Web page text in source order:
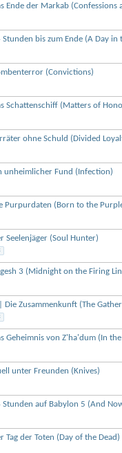
Ende der Markab (Confessions
bis zum Ende (A Day in
(Convictions)
Schattenschiff (Matters of
ohne Schuld (Divided
unheimlicher Fund (Infection)
Purpurdaten (Born to the
Seelenjäger (Soul Hunter)
3 (Midnight on the Firing
Zusammenkunft (The
Geheimnis von Z'ha'dum (In
unter Freunden (Knives)
auf Babylon 5 (And
Tag der Toten (Day of the Dead)